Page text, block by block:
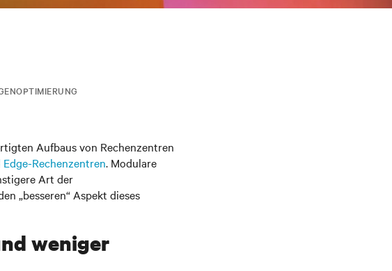
Aufbaus von Rechenzentren
Rechenzentren. Modulare
Art der
„besseren“ Aspekt dieses
weniger